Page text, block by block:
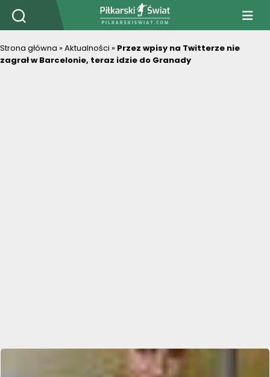
PiłkarskiSwiat.com
Strona główna »Aktualności » Przez wpisy na Twitterze nie
zagrał w Barcelonie, teraz idzie do Granady